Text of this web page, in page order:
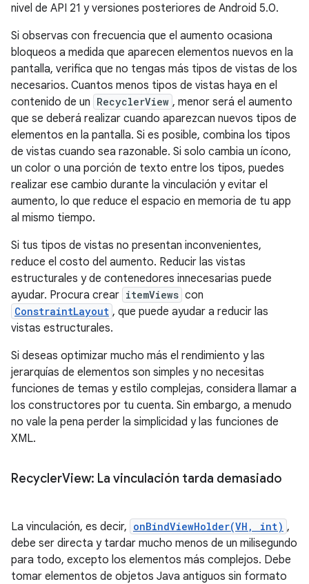
nivel de API 21 y versiones posteriores de Android 5.0.
Si observas con frecuencia que el aumento ocasiona
bloqueos a medida que aparecen elementos nuevos en la
pantalla, verifica que no tengas más tipos de vistas de los
necesarios. Cuantos menos tipos de vistas haya en el
contenido de un RecyclerView , menor será el aumento
que se deberá realizar cuando aparezcan nuevos tipos de
elementos en la pantalla. Si es posible, combina los tipos
de vistas cuando sea razonable. Si solo cambia un ícono,
un color o una porción de texto entre los tipos, puedes
realizar ese cambio durante la vinculación y evitar el
aumento, lo que reduce el espacio en memoria de tu app
al mismo tiempo.
Si tus tipos de vistas no presentan inconvenientes,
reduce el costo del aumento. Reducir las vistas
estructurales y de contenedores innecesarias puede
ayudar. Procura crear itemViews con
ConstraintLayout , que puede ayudar a reducir las
vistas estructurales.
Si deseas optimizar mucho más el rendimiento y las
jerarquías de elementos son simples y no necesitas
funciones de temas y estilo complejas, considera llamar a
los constructores por tu cuenta. Sin embargo, a menudo
no vale la pena perder la simplicidad y las funciones de
XML.
RecyclerView: La vinculación tarda demasiado
La vinculación, es decir, onBindViewHolder(VH, int) ,
debe ser directa y tardar mucho menos de un milisegundo
para todo, excepto los elementos más complejos. Debe
tomar elementos de objetos Java antiguos sin formato